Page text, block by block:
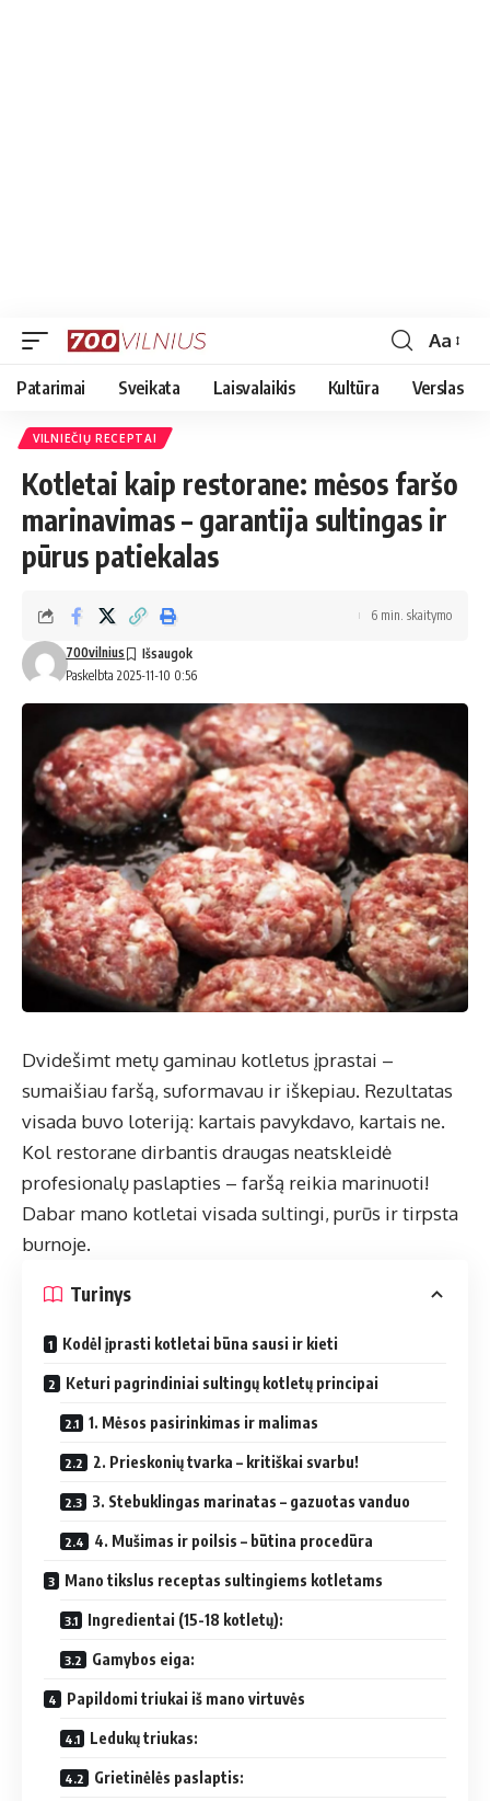
Font
Resizer
Aa
Patarimai Sveikata Laisvalaikis Kultūra Verslas
VILNIEČIŲ RECEPTAI
Kotletai kaip restorane: mėsos faršo
marinavimas – garantija sultingas ir
pūrus patiekalas
Paskelbta 2025-11-10 0:56
700vilnius
6 min. skaitymo
Dvidešimt metų gaminau kotletus įprastai –
sumaišiau faršą, suformavau ir iškepiau. Rezultatas
visada buvo loteriją: kartais pavykdavo, kartais ne.
Kol restorane dirbantis draugas neatskleidė
profesionalų paslapties – faršą reikia marinuoti!
Dabar mano kotletai visada sultingi, purūs ir tirpsta
burnoje.
Turinys
Kodėl įprasti kotletai būna sausi ir kieti
Keturi pagrindiniai sultingų kotletų principai
1. Mėsos pasirinkimas ir malimas
2. Prieskonių tvarka – kritiškai svarbu!
3. Stebuklingas marinatas – gazuotas vanduo
4. Mušimas ir poilsis – būtina procedūra
Mano tikslus receptas sultingiems kotletams
Ingredientai (15-18 kotletų):
Gamybos eiga:
Papildomi triukai iš mano virtuvės
Ledukų triukas:
Grietinėlės paslaptis: